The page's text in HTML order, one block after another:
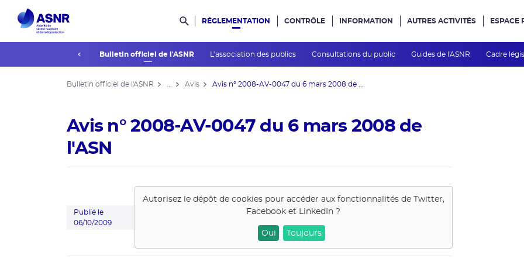
Rechercher dans le site
RÉGLEMENTATION
La réglementation Bulletin officiel de l'ASNR L’association des publics Consultations du public Guides de l'ASNR Cadre
CONTRÔLE INFORMATION AUTRES ACTIVITÉS ESPACE
Bulletin officiel de l'ASNR Avis Avis n° 2008-AV-0047 du 6 mars 2008 de ...
Avis n° 2008-AV-0047 du 6 mars 2008 de
l'ASN
Publié le
06/10/2009
Autorisez le dépôt de cookies pour accéder aux fonctionnalités de
Twitter,
Facebook et LinkedIn ?
Oui Toujours